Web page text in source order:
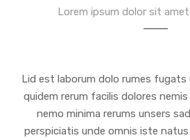
Lorem ipsum dolor sit
Lid est laborum dolo rumes fugats
quidem rerum facilis dolores
nemo minima rerums unsers
perspiciatis unde omnis iste